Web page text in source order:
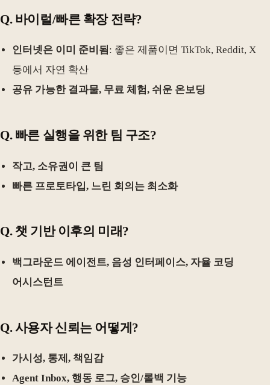
Q. 바이럴/빠른 확장 전략?
인터넷은 이미 준비됨 : 좋은 제품이면 TikTok, Reddit, X
등에서 자연 확산
공유 가능한 결과물, 무료 체험, 쉬운 온보딩
Q. 빠른 실행을 위한 팀 구조?
작고, 소유권이 큰 팀
빠른 프로토타입, 느린 회의는 최소화
Q. 챗 기반 이후의 미래?
백그라운드 에이전트, 음성 인터페이스, 자율 코딩
어시스턴트
Q. 사용자 신뢰는 어떻게?
가시성, 통제, 책임감
Agent Inbox, 행동 로그, 승인/롤백 기능